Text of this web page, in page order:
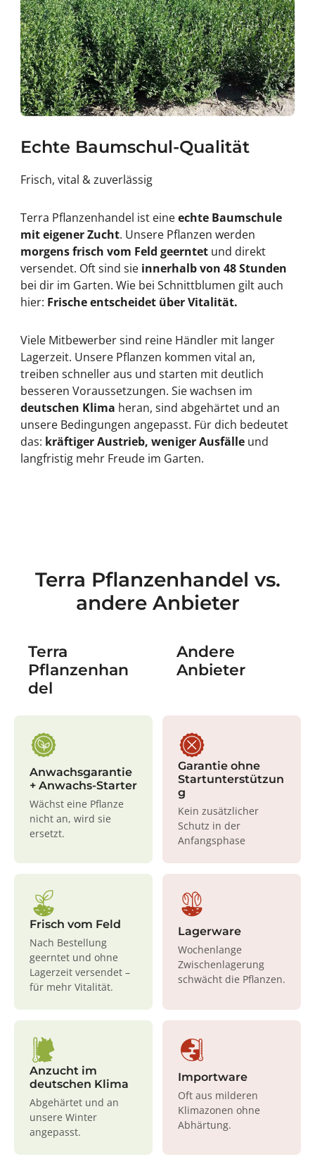
Echte Baumschul-Qualität
Frisch, vital & zuverlässig
Terra Pflanzenhandel ist eineechte Baumschule
mit eigener Zucht. Unsere Pflanzen werden
morgens frisch vom Feld geerntetund direkt
versendet. Oft sind sie innerhalb von 48 Stunden
bei dir im Garten. Wie bei Schnittblumen gilt auch
hier: Frische entscheidet über Vitalität.
Viele Mitbewerber sind reine Händler mit langer
Lagerzeit. Unsere Pflanzen kommen vital an,
treiben schneller aus und starten mit deutlich
besseren Voraussetzungen. Sie wachsen im
deutschen Klima heran, sind abgehärtet und an
unsere Bedingungen angepasst. Für dich bedeutet
das: kräftiger Austrieb, weniger Ausfälle und
langfristig mehr Freude im Garten.
Terra Pflanzenhandel vs.
andere Anbieter
Terra
Pflanzenhan
del
Andere
Anbieter
Anwachsgarantie
+ Anwachs-Starter
Wächst eine Pflanze
nicht an, wird sie
ersetzt.
Garantie ohne
Startunterstützun
g
Kein zusätzlicher
Schutz in der
Anfangsphase
Frisch vom Feld
Nach Bestellung
geerntet und ohne
Lagerzeit versendet –
für mehr Vitalität.
Lagerware
Wochenlange
Zwischenlagerung
schwächt die Pflanzen.
Anzucht im
deutschen Klima
Abgehärtet und an
unsere Winter
angepasst.
Importware
Oft aus milderen
Klimazonen ohne
Abhärtung.